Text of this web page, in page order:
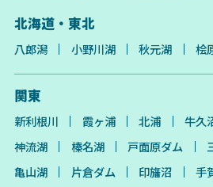
北海道・東北
八郎潟 小野川湖 秋元湖 桧
関東
新利根川 霞ヶ浦 北浦 牛久
神流湖
榛名湖 戸面原ダム
亀山湖
片倉ダム 印旛沼
手